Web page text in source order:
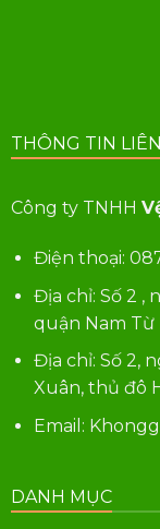
THÔNG TIN
Công ty TNHH
Điện thoại:
Địa chỉ: Số 2 ,
quận Nam Từ
Địa chỉ: Số 2,
Xuân, thủ đô
Email:
DANH MỤC